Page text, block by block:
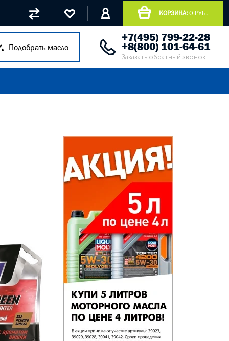
КОРЗИНА: 0 РУБ.
Подобрать масло
+7(495) 799-22-28
+8(800) 101-64-61
Заказать обратный звонок